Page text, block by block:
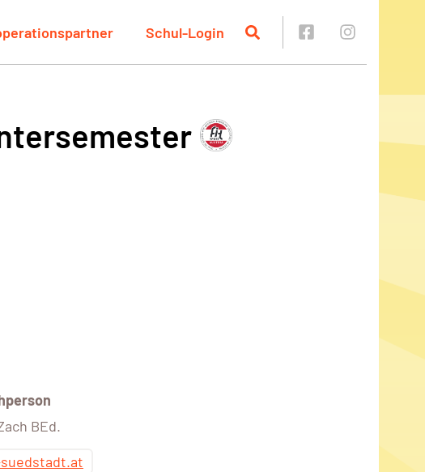
Schul-Login
BEd.